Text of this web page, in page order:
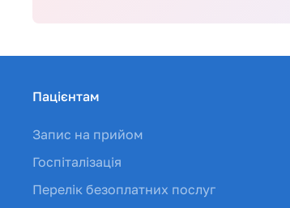
Пацієнтам
Запис на прийом
Госпіталізація
Перелік безоплатних послуг